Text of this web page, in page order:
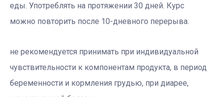
еды. Употреблять на протяжении 30 дней. Курс
можно повторить после 10-дневного перерыва.
не рекомендуется принимать при индивидуальной
чувствительности к компонентам продукта, в период
беременности и кормления грудью, при диарее,